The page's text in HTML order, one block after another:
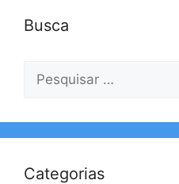
Busca
por:
Categorias